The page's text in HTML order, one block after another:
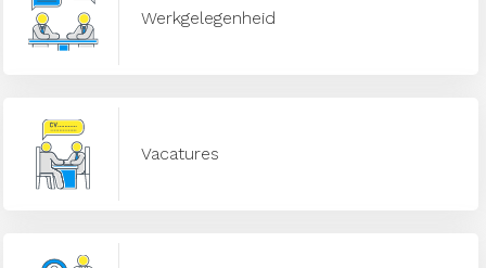
Werkgelegenheid
Vacatures